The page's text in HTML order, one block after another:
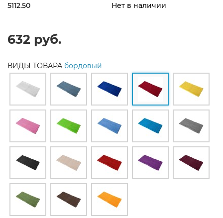
5112.50 Нет в наличии
632 руб.
ВИДЫ ТОВАРА бордовый